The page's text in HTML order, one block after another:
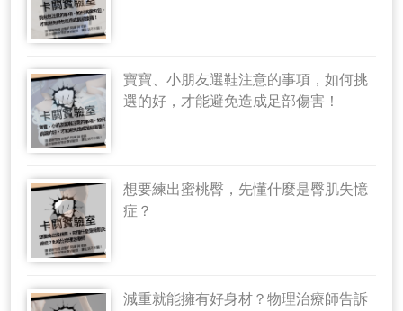
寶寶、小朋友選鞋注意的事項，如何挑
選的好，才能避免造成足部傷害！
想要練出蜜桃臀，先懂什麼是臀肌失憶
症？
減重就能擁有好身材？物理治療師告訴